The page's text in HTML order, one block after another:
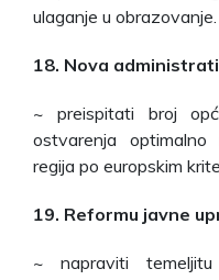
ulaganje u obrazovanje.
18. Nova
~ preispitati broj
ostvarenja
regija po europskim
19. Reformu javne
~ napraviti